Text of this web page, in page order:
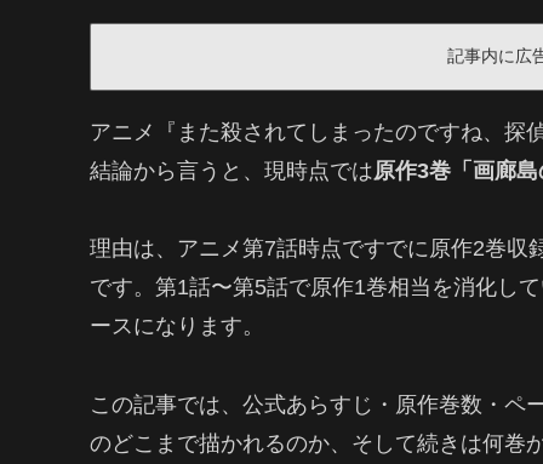
記事内に広
アニメ『また殺されてしまったのですね、探
結論から言うと、現時点では原作3巻「画廊
理由は、アニメ第7話時点ですでに原作2巻
です。第1話〜第5話で原作1巻相当を消化し
ースになります。
この記事では、公式あらすじ・原作巻数・ペ
のどこまで描かれるのか、そして続きは何巻